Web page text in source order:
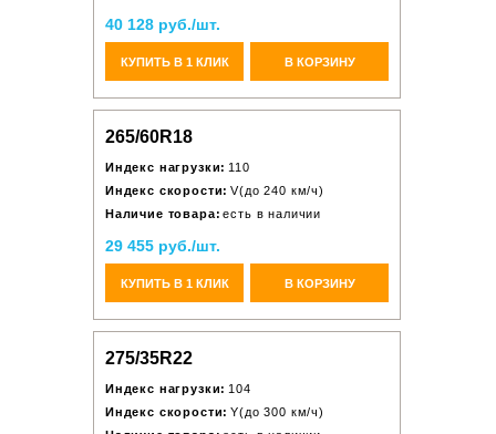
40 128 руб./шт.
КУПИТЬ В 1 КЛИК В КОРЗИНУ
265/60R18
Индекс нагрузки: 110
Индекс скорости: V(до 240 км/ч)
Наличие товара: есть в наличии
29 455 руб./шт.
КУПИТЬ В 1 КЛИК В КОРЗИНУ
275/35R22
Индекс нагрузки: 104
Индекс скорости: Y(до 300 км/ч)